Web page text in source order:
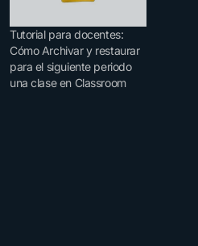
Tutorial para docentes:
Cómo Archivar y restaurar
para el siguiente periodo
una clase en Classroom